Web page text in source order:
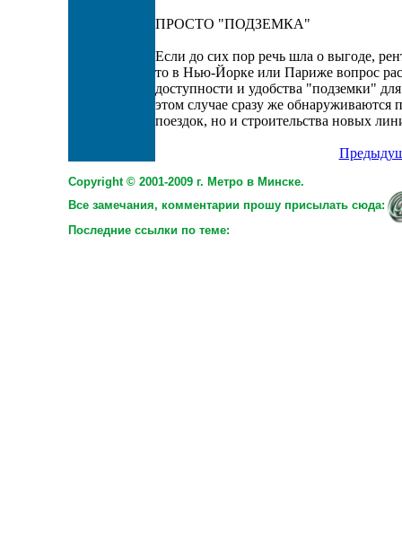
ПРОСТО "ПОДЗЕМКА"
Если до сих пор речь шла о выгоде,
то в Нью-Йорке или Париже вопрос
доступности и удобства "подземки"
этом случае сразу же обнаруживаются
поездок, но и строительства новых
Copyright © 2001-2009 г. Метро в Минске.
Все замечания, комментарии прошу присылать сюда:
Последние ссылки по теме: